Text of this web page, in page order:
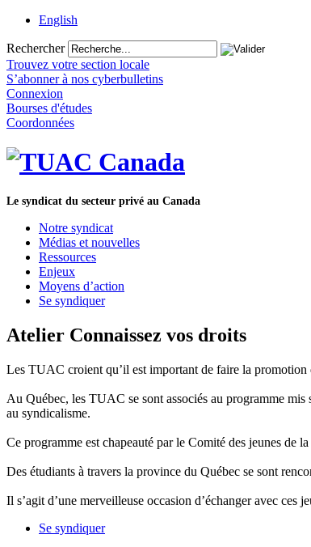
English
Rechercher
Trouvez votre section locale
S’abonner à nos cyberbulletins
Connexion
Bourses d'études
Coordonnées
Le syndicat du secteur privé au Canada
Notre syndicat
Médias et nouvelles
Ressources
Enjeux
Moyens d’action
Se syndiquer
Atelier Connaissez vos droits
Les TUAC croient qu’il est important de faire la promotion
Au Québec, les TUAC se sont associés au programme mis
au syndicalisme.
Ce programme est chapeauté par le Comité des jeunes
Des étudiants à travers la province du Québec se sont
Il s’agit d’une merveilleuse occasion d’échanger avec ces
Se syndiquer